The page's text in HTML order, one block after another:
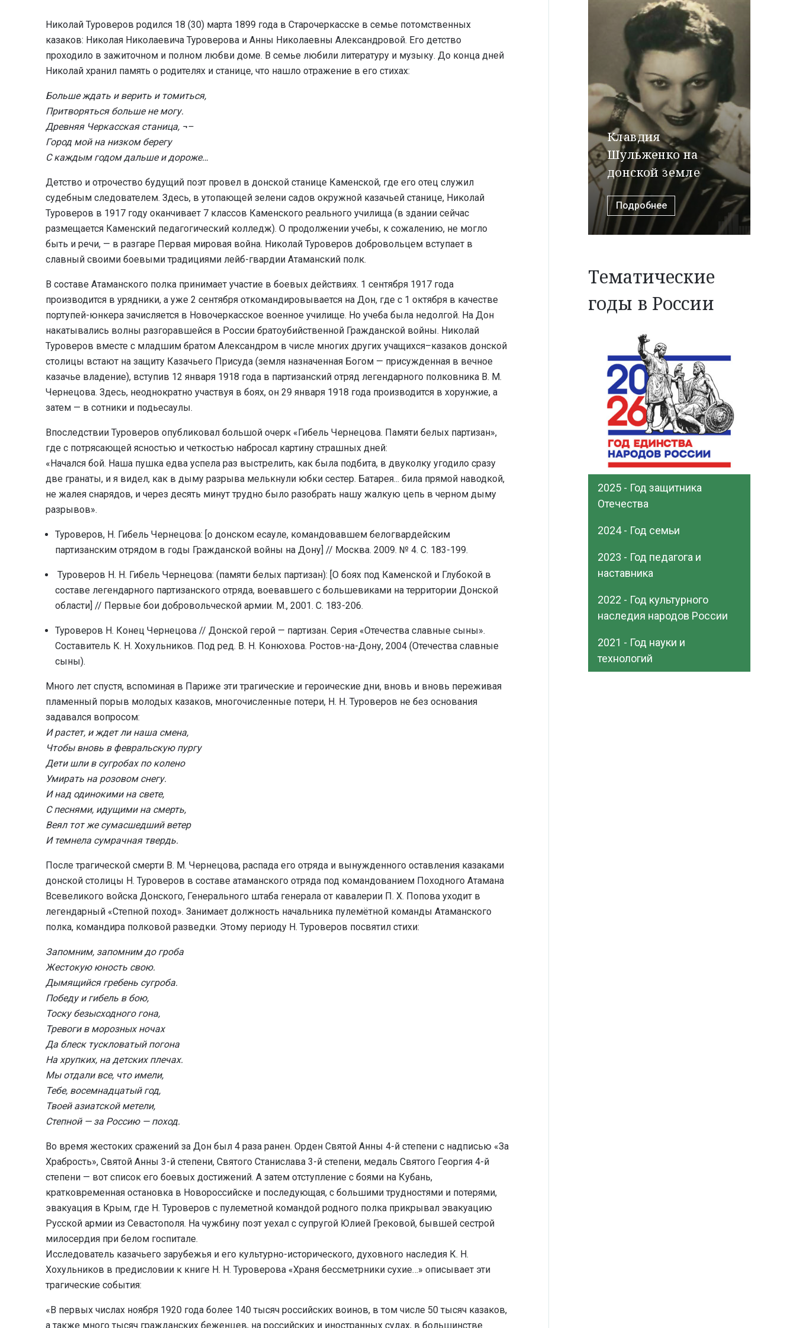
Николай Туроверов родился 18 (30) марта 1899 года в Старочеркасске в семье потомственных
казаков: Николая Николаевича Туроверова и Анны Николаевны Александровой. Его детство
проходило в зажиточном и полном любви доме. В семье любили литературу и музыку. До конца дней
Николай хранил память о родителях и станице, что нашло отражение в его стихах:
Больше ждать и верить и томиться,
Притворяться больше не могу.
Древняя Черкасская станица, ¬–
Город мой на низком берегу
С каждым годом дальше и дороже…
Детство и отрочество будущий поэт провел в донской станице Каменской, где его отец служил
судебным следователем. Здесь, в утопающей зелени садов окружной казачьей станице, Николай
Туроверов в 1917 году оканчивает 7 классов Каменского реального училища (в здании сейчас
размещается Каменский педагогический колледж). О продолжении учебы, к сожалению, не могло
быть и речи, — в разгаре Первая мировая война. Николай Туроверов добровольцем вступает в
славный своими боевыми традициями лейб-гвардии Атаманский полк.
В составе Атаманского полка принимает участие в боевых действиях. 1 сентября 1917 года
производится в урядники, а уже 2 сентября откомандировывается на Дон, где с 1 октября в качестве
портупей-юнкера зачисляется в Новочеркасское военное училище. Но учеба была недолгой. На Дон
накатывались волны разгоравшейся в России братоубийственной Гражданской войны. Николай
Туроверов вместе с младшим братом Александром в числе многих других учащихся–казаков донской
столицы встают на защиту Казачьего Присуда (земля назначенная Богом — присужденная в вечное
казачье владение), вступив 12 января 1918 года в партизанский отряд легендарного полковника В. М.
Чернецова. Здесь, неоднократно участвуя в боях, он 29 января 1918 года производится в хорунжие, а
затем — в сотники и подьесаулы.
Впоследствии Туроверов опубликовал большой очерк «Гибель Чернецова. Памяти белых партизан»,
где с потрясающей ясностью и четкостью набросал картину страшных дней:
«Начался бой. Наша пушка едва успела раз выстрелить, как была подбита, в двуколку угодило сразу
две гранаты, и я видел, как в дыму разрыва мелькнули юбки сестер. Батарея... била прямой наводкой,
не жалея снарядов, и через десять минут трудно было разобрать нашу жалкую цепь в черном дыму
разрывов».
Туроверов, Н. Гибель Чернецова: [о донском есауле, командовавшем белогвардейским
партизанским отрядом в годы Гражданской войны на Дону] // Москва. 2009. № 4. С. 183-199.
Туроверов Н. Н. Гибель Чернецова: (памяти белых партизан): [О боях под Каменской и Глубокой в
составе легендарного партизанского отряда, воевавшего с большевиками на территории Донской
области] // Первые бои добровольческой армии. М., 2001. С. 183-206.
Туроверов Н. Конец Чернецова // Донской герой — партизан. Серия «Отечества славные сыны».
Составитель К. Н. Хохульников. Под ред. В. Н. Конюхова. Ростов-на-Дону, 2004 (Отечества славные
сыны).
Много лет спустя, вспоминая в Париже эти трагические и героические дни, вновь и вновь переживая
пламенный порыв молодых казаков, многочисленные потери, Н. Н. Туроверов не без основания
задавался вопросом:
И растет, и ждет ли наша смена,
Чтобы вновь в февральскую пургу
Дети шли в сугробах по колено
Умирать на розовом снегу.
И над одинокими на свете,
С песнями, идущими на смерть,
Веял тот же сумасшедший ветер
И темнела сумрачная твердь.
После трагической смерти В. М. Чернецова, распада его отряда и вынужденного оставления казаками
донской столицы Н. Туроверов в составе атаманского отряда под командованием Походного Атамана
Всевеликого войска Донского, Генерального штаба генерала от кавалерии П. Х. Попова уходит в
легендарный «Степной поход». Занимает должность начальника пулемётной команды Атаманского
полка, командира полковой разведки. Этому периоду Н. Туроверов посвятил стихи:
Запомним, запомним до гроба
Жестокую юность свою.
Дымящийся гребень сугроба.
Победу и гибель в бою,
Тоску безысходного гона,
Тревоги в морозных ночах
Да блеск тускловатый погона
На хрупких, на детских плечах.
Мы отдали все, что имели,
Тебе, восемнадцатый год,
Твоей азиатской метели,
Степной — за Россию — поход.
Во время жестоких сражений за Дон был 4 раза ранен. Орден Святой Анны 4-й степени с надписью «За
Храбрость», Святой Анны 3-й степени, Святого Станислава 3-й степени, медаль Святого Георгия 4-й
степени — вот список его боевых достижений. А затем отступление с боями на Кубань,
кратковременная остановка в Новороссийске и последующая, с большими трудностями и потерями,
эвакуация в Крым, где Н. Туроверов с пулеметной командой родного полка прикрывал эвакуацию
Русской армии из Севастополя. На чужбину поэт уехал с супругой Юлией Грековой, бывшей сестрой
милосердия при белом госпитале.
Исследователь казачьего зарубежья и его культурно-исторического, духовного наследия К. Н.
Хохульников в предисловии к книге Н. Н. Туроверова «Храня бессметрники сухие…» описывает эти
трагические события:
«В первых числах ноября 1920 года более 140 тысяч российских воинов, в том числе 50 тысяч казаков,
а также много тысяч гражданских беженцев, на российских и иностранных судах, в большинстве
Клавдия
Шульженко на
донской земле
Подробнее
Тематические
годы в России
2025 - Год защитника
Отечества
2024 - Год семьи
2023 - Год педагога и
наставника
2022 - Год культурного
наследия народов России
2021 - Год науки и
технологий